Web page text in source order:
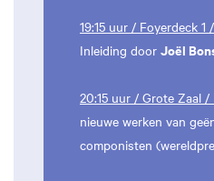
19:15 uur / Foyerdeck 1
Inleiding door Joël
20:15 uur / Grote Zaal
nieuwe werken van
componisten